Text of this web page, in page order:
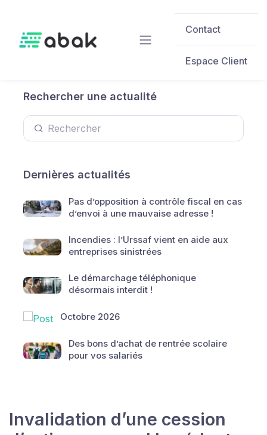
Contact
Espace Client
Rechercher une actualité
Dernières actualités
Pas d’opposition à contrôle fiscal en cas
d’envoi à une mauvaise adresse !
Incendies : l’Urssaf vient en aide aux
entreprises sinistrées
Le démarchage téléphonique
désormais interdit !
Octobre 2026
Des bons d’achat de rentrée scolaire
pour vos salariés
Invalidation d’une cession